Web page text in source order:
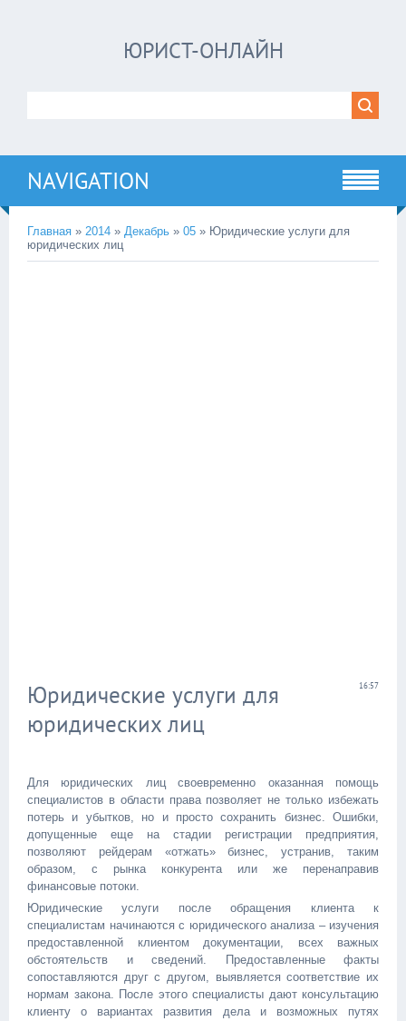
ЮРИСТ-ОНЛАЙН
NAVIGATION
Главная » 2014 » Декабрь » 05 » Юридические услуги для
юридических лиц
16:57
Юридические услуги для
юридических лиц
Для юридических лиц своевременно оказанная помощь
специалистов в области права позволяет не только избежать
потерь и убытков, но и просто сохранить бизнес. Ошибки,
допущенные еще на стадии регистрации предприятия,
позволяют рейдерам «отжать» бизнес, устранив, таким
образом, с рынка конкурента или же перенаправив
финансовые потоки.
Юридические услуги после обращения клиента к
специалистам начинаются с юридического анализа – изучения
предоставленной клиентом документации, всех важных
обстоятельств и сведений. Предоставленные факты
сопоставляются друг с другом, выявляется соответствие их
нормам закона. После этого специалисты дают консультацию
клиенту о вариантах развития дела и возможных путях